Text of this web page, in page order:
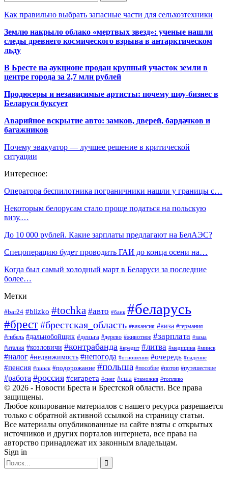
Как правильно выбрать запасные части для сельхозтехники
Землю накрыло облако «мертвых звезд»: ученые нашли
следы древнего космического взрыва в антарктическом
льду
В Бресте на аукционе продан крупный участок земли в
центре города за 2,7 млн рублей
Продюсеры и независимые артисты: почему шоу-бизнес в
Беларуси буксует
Аварийное вскрытие авто: замков, дверей, бардачков и
багажников
Почему эвакуатор — лучшее решение в критической
ситуации
Интересное:
Оператора беспилотника пограничники нашли у границы с…
Некоторым белорусам стало проще податься на польскую
визу.…
До 10 000 рублей. Какие зарплаты предлагают на БелАЭС?
Спецоперацию будет проводить ГАИ до конца осени на…
Когда был самый холодный март в Беларуси за последние
более…
Метки
#bar24 #blizko #tochka #авто #банк #беларусь
#брест#брестская_область #вакансия #виза #германия
#гибель #дальнобойщик #деньга #дерево #животное #зарплата #зима
#италия #козловичи #контрабанда #кредит #литва #медицина #минск
#налог #недвижимость #непогода #отношения #очередь #падение
#пенсия #пинск #подорожание #польша #пособие #потоп #путешествие
#работа #россия #сигарета #снег #сша #таможня #топливо
© 2026 - Новости Бреста и Брестской области. Все права
защищены.
Любое копирование материалов с нашего ресурса разрешается
только с обратной активной ссылкой на страницу статьи.
Все материалы опубликованные на сайте взяты с открытых
источников и других порталов интернета, все права на
авторство принадлежат их законным владельцам.
Sign in